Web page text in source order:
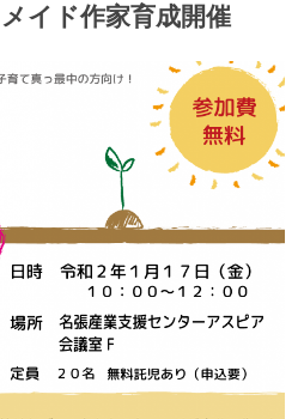
イド作家育成開催